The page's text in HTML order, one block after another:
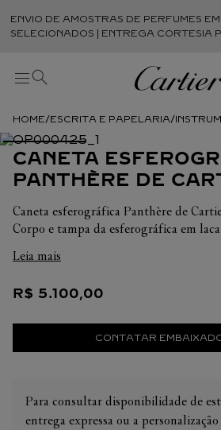
ENVIO DE AMOSTRAS DE PERFUMES
SELECIONADOS | ENTREGA CORTESIA
ESCRITA E PAPELARIA
CANETA
PANTHÈRE DE
Caneta esferográfica Panthère de
Corpo e tampa da esferográfica em
detalhes com acabamento em paládio.
cartucho de caneta esferográfica, tinta
Leia mais
R$ 5.100,00
CONTATAR
Para consultar disponibilidade de
entrega expressa ou a